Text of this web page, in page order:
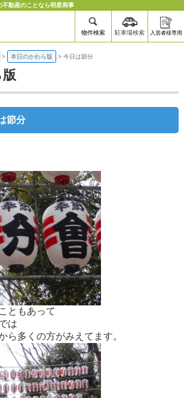
動産のことなら明星商事
物件検索 駐車場検索 入居者様専用
> 本日のかわら版 > 今日は節分
節分
ともあって
は
ら多くの方がみえてます。